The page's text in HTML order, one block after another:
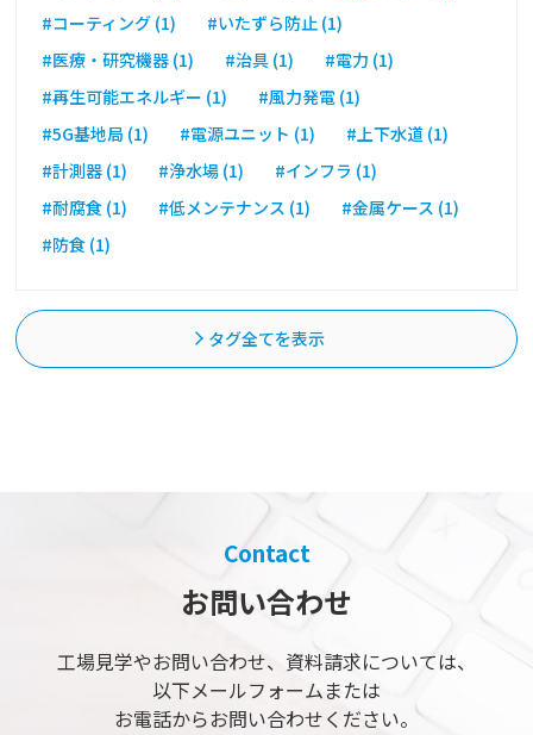
#コーティング (1)
#いたずら防止 (1)
#医療・研究機器 (1)
#治具 (1)
#電力 (1)
#再生可能エネルギー (1)
#風力発電 (1)
#5G基地局 (1)
#電源ユニット (1)
#上下水道 (1)
#計測器 (1)
#浄水場 (1)
#インフラ (1)
#耐腐食 (1)
#低メンテナンス (1)
#金属ケース (1)
#防食 (1)
タグ全てを表示
Contact
お問い合わせ
工場見学やお問い合わせ、 資料請求については、
以下メールフォームまたは
お電話からお問い合わせください。